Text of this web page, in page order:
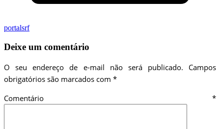
portalsrf
Deixe um comentário
O seu endereço de e-mail não será publicado.
Campos
obrigatórios são marcados com *
Comentário *